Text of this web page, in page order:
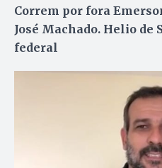
Correm por fora
José Machado. Helio de
federal